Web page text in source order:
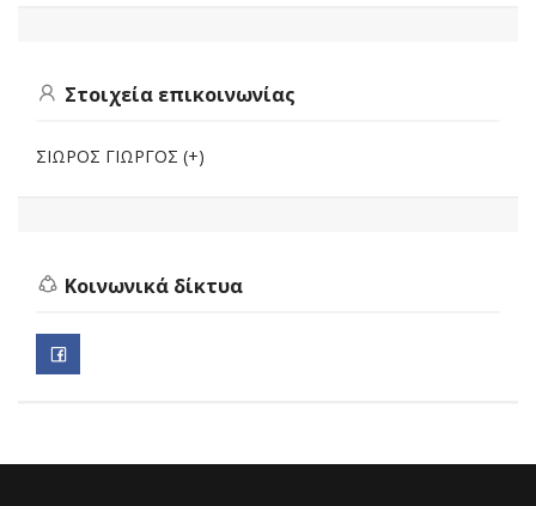
Στοιχεία επικοινωνίας
ΣΙΩΡΟΣ ΓΙΩΡΓΟΣ (+)
Κοινωνικά δίκτυα